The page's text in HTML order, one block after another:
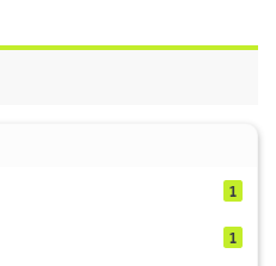
1
1